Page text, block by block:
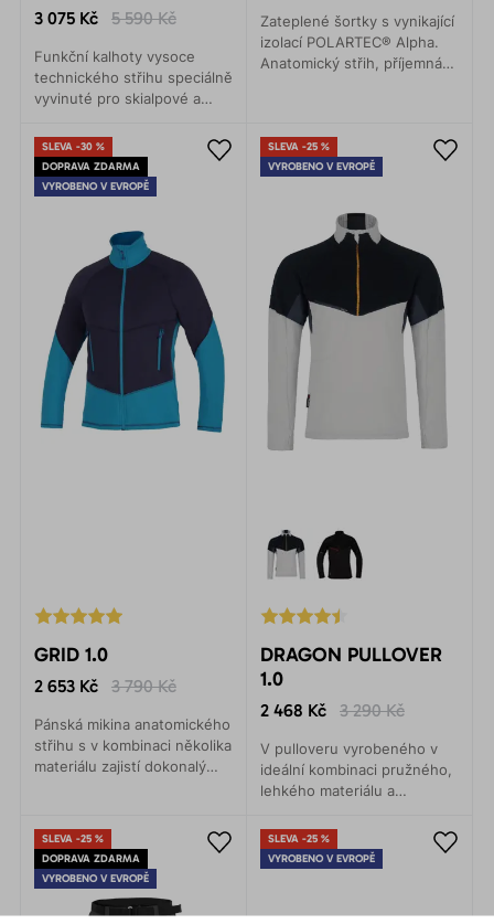
3 075 Kč 5 590 Kč
Funkční kalhoty vysoce
technického střihu speciálně
vyvinuté pro skialpové a
výpravy, ledové i mixové
lezení, ale i rekreační
běžecké lyžování.
Zateplené šortky s vynikající
izolací POLARTEC® Alpha.
Anatomický střih, příjemná
freeride nebo lyžování.
SLEVA -30 %
DOPRAVA ZDARMA
VYROBENO V EVROPĚ
GRID 1.0
2 653 Kč 3 790 Kč
Pánská mikina anatomického
střihu s v kombinaci několika
materiálu zajistí dokonalý
SLEVA -25 %
VYROBENO V EVROPĚ
DRAGON PULLOVER
1.0
2 468 Kč 3 290 Kč
V pulloveru vyrobeného v
ideální kombinaci pružného,
lehkého materiálu a
vám bude příjemně teplo
bez pocitu pocení.
SLEVA -25 %
DOPRAVA ZDARMA
VYROBENO V EVROPĚ
SLEVA -25 %
VYROBENO V EVROPĚ